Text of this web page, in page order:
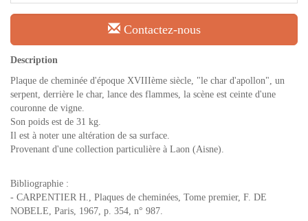
Contactez-nous
Description
Plaque de cheminée d'époque XVIIIème siècle, "le char d'apollon", un
serpent, derrière le char, lance des flammes, la scène est ceinte d'une
couronne de vigne.
Son poids est de 31 kg.
Il est à noter une altération de sa surface.
Provenant d'une collection particulière à Laon (Aisne).
Bibliographie :
- CARPENTIER H., Plaques de cheminées, Tome premier, F. DE
NOBELE, Paris, 1967, p. 354, n° 987.